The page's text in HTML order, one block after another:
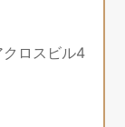
ロスビル4